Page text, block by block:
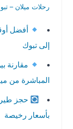
رحلات ميلان – تبوك
أفضل أوقات
إلى تبوك
مقارنة بين
المباشرة من ميلان
حجز طيران
بأسعار رخيصة